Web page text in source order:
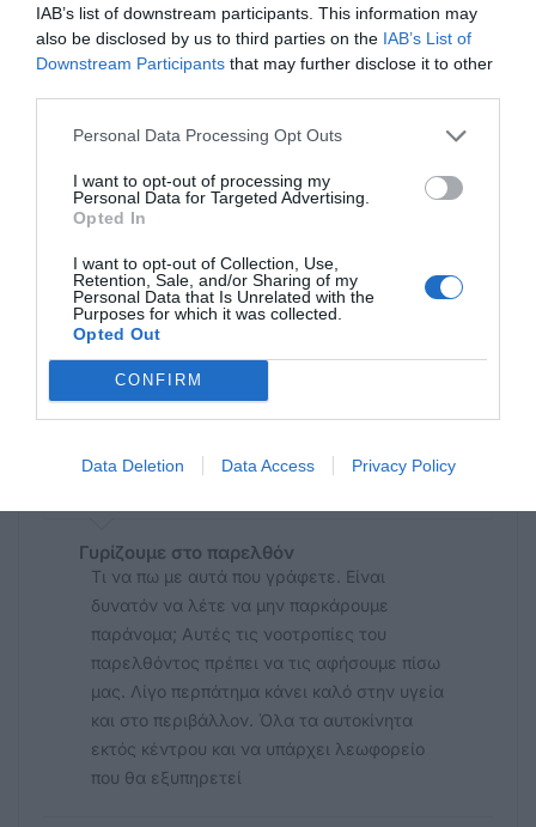
IAB’s list of downstream participants. This information may
also be disclosed by us to third parties on the IAB’s List of
Downstream Participants that may further disclose it to other
Personal Data Processing Opt Outs
I want to opt-out of processing my
Personal Data for Targeted Advertising.
Opted In
I want to opt-out of Collection, Use,
Retention, Sale, and/or Sharing of my
Personal Data that Is Unrelated with the
Purposes for which it was collected.
Opted Out
CONFIRM
Data Deletion Data Access Privacy Policy
06/11 - 18:25
Να δεις τι σου χουν για μετά
που παίρνει από τους δήμους τα έσοδα από
τα πρόστιμα της τροχαίας και τα δίνει σαν
κίνητρο στα ταμεία των αστυνομικών.
γράψετε τόσο μεγαλύτερο εφάπαξ θα
πάρετε. Καταλαβαίνεις Μηνά τι έχει να
γίνει; θα μας κυνηγάνε παντού για να
Ψήφισε πάλι Ν Δ και θα καλοπερασεις κι
εσύ
Γυρίζουμε στο παρελθόν
Γυρίζουμε στο παρελθόν
Τι να πω με αυτά που γράφετε. Είναι
δυνατόν να λέτε να μην παρκάρουμε
παράνομα; Αυτές τις νοοτροπίες του
παρελθόντος πρέπει να τις αφήσουμε πίσω
μας. Λίγο περπάτημα κάνει καλό στην υγεία
και στο περιβάλλον. Όλα τα αυτοκίνητα
εκτός κέντρου και να υπάρχει λεωφορείο
που θα εξυπηρετεί